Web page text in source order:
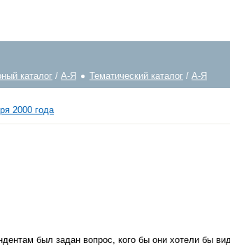
каталог / А-Я Тематический каталог / А-Я
2000 года
был задан вопрос, кого бы они хотели бы